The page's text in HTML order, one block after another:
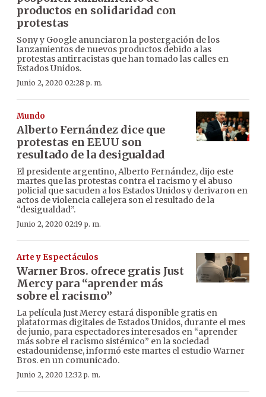
productos en solidaridad con
protestas
Sony y Google anunciaron la postergación de los
lanzamientos de nuevos productos debido a las
protestas antirracistas que han tomado las calles en
Estados Unidos.
Junio 2, 2020 02:28 p. m.
Mundo
Alberto Fernández dice que
protestas en EEUU son
resultado de la desigualdad
El presidente argentino, Alberto Fernández, dijo este
martes que las protestas contra el racismo y el abuso
policial que sacuden a los Estados Unidos y derivaron en
actos de violencia callejera son el resultado de la
“desigualdad”.
Junio 2, 2020 02:19 p. m.
Arte y Espectáculos
Warner Bros. ofrece gratis Just
Mercy para “aprender más
sobre el racismo”
La película Just Mercy estará disponible gratis en
plataformas digitales de Estados Unidos, durante el mes
de junio, para espectadores interesados en “aprender
más sobre el racismo sistémico” en la sociedad
estadounidense, informó este martes el estudio Warner
Bros. en un comunicado.
Junio 2, 2020 12:32 p. m.